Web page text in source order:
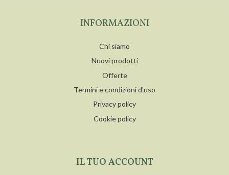
INFORMAZIONI
Chi siamo
Nuovi prodotti
Offerte
Termini e condizioni d'uso
Privacy policy
Cookie policy
IL TUO ACCOUNT